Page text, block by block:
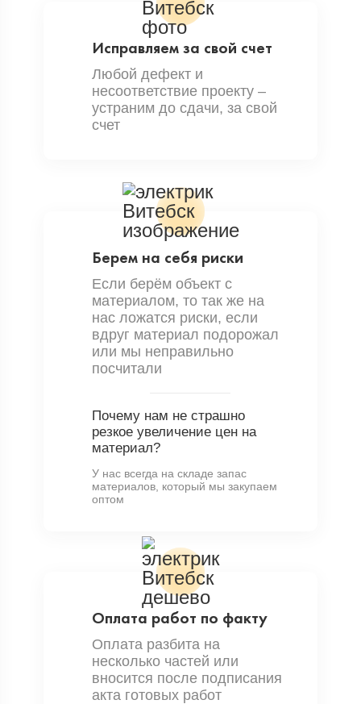
Исправляем за свой счет
Любой дефект и
несоответствие проекту –
устраним до сдачи, за свой
счет
Берем на себя риски
Если берём объект с
материалом, то так же на
нас ложатся риски, если
вдруг материал подорожал
или мы неправильно
посчитали
Почему нам не страшно
резкое увеличение цен на
материал?
У нас всегда на складе запас
материалов, который мы закупаем
оптом
Оплата работ по факту
Оплата разбита на
несколько частей или
вносится после подписания
акта готовых работ